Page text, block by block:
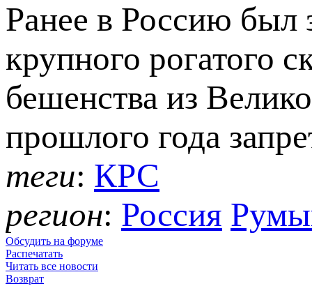
Ранее в Россию был
крупного рогатого
бешенства из
прошлого года
теги: КРС
регион: Россия
Обсудить на форуме
Распечатать
Читать все новости
Возврат